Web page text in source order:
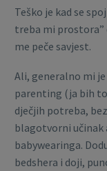
Teško je kad se
treba mi prostora”
me peče savjest.
Ali, generalno mi
parenting (ja bih
dječjih potreba,
blagotvorni
babywearinga.
bedshera i doji,